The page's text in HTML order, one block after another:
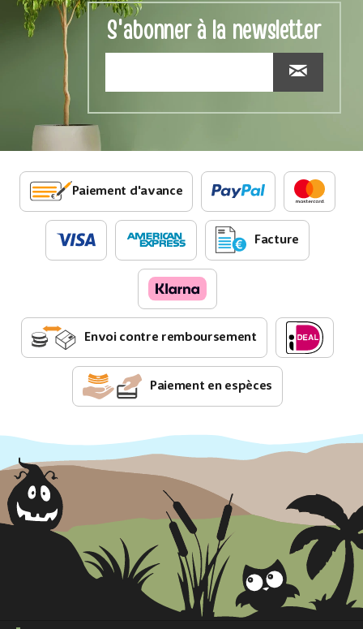
S'abonner à la newsletter
Paiement d'avance
Facture
Envoi contre remboursement
Paiement en espèces